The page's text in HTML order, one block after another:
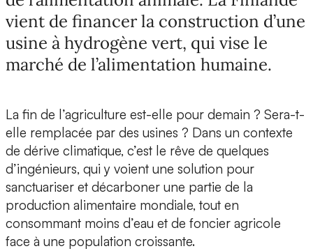
vient de financer la construction d’une
usine à hydrogène vert, qui vise le
marché de l’alimentation humaine.
La fin de l’agriculture est-elle pour demain ? Sera-t-
elle remplacée par des usines ? Dans un contexte
de dérive climatique, c’est le rêve de quelques
d’ingénieurs, qui y voient une solution pour
sanctuariser et décarboner une partie de la
production alimentaire mondiale, tout en
consommant moins d’eau et de foncier agricole
face à une population croissante.